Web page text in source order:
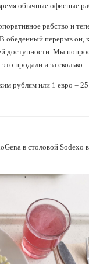
обычные офисные
рабство и
обеденный перерыв он,
доступности. Мы
продали и за сколько.
рублям или 1 евро = 25
в столовой Sodexo